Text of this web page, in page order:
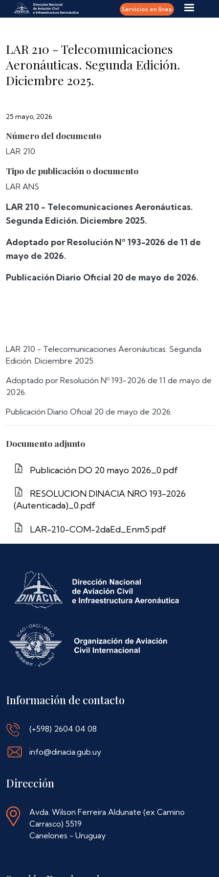
Pasar al contenido principal Servicios en línea
LAR 210 - Telecomunicaciones
Aeronáuticas. Segunda Edición.
Diciembre 2025.
25 mayo, 2026
Número del documento
LAR 210
Tipo de publicación o documento
LAR ANS
LAR 210 - Telecomunicaciones Aeronáuticas.
Segunda Edición. Diciembre 2025.
Adoptado por Resolución Nº 193-2026 de 11 de
mayo de 2026.
Publicación Diario Oficial 20 de mayo de 2026.
LAR 210 - Telecomunicaciones Aeronáuticas. Segunda
Edición. Diciembre 2025.
Adoptado por Resolución Nº 193-2026 de 11 de mayo de
2026.
Publicación Diario Oficial 20 de mayo de 2026.
Documento adjunto
Publicación DO 20 mayo 2026_0.pdf
RESOLUCION DINACIA NRO 193-2026
(Autenticada)_0.pdf
LAR-210-COM-2daEd_Enm5.pdf
Información de contacto
(+598) 2604 04 08
info@dinacia.gub.uy
Dirección
Avda. Wilson Ferreira Aldunate (ex Camino
Carrasco) 5519
Canelones - Uruguay